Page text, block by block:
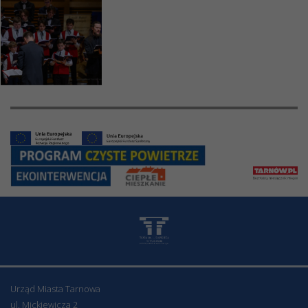
Urząd Miasta Tarnowa
ul. Mickiewicza 2